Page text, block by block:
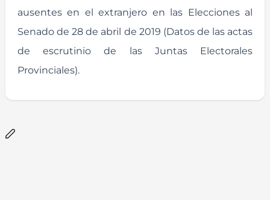
ausentes en el extranjero en las Elecciones al
Senado de 28 de abril de 2019 (Datos de las actas
de escrutinio de las Juntas Electorales
Provinciales).